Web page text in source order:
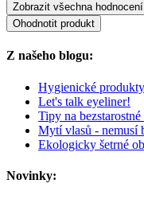
Zobrazit všechna hodnocení
Ohodnotit produkt
Z našeho blogu:
Hygienické
Let's talk eyeliner!
Tipy na bezstarostné
Mytí vlasů - nemusí
Ekologicky šetrné
Novinky: